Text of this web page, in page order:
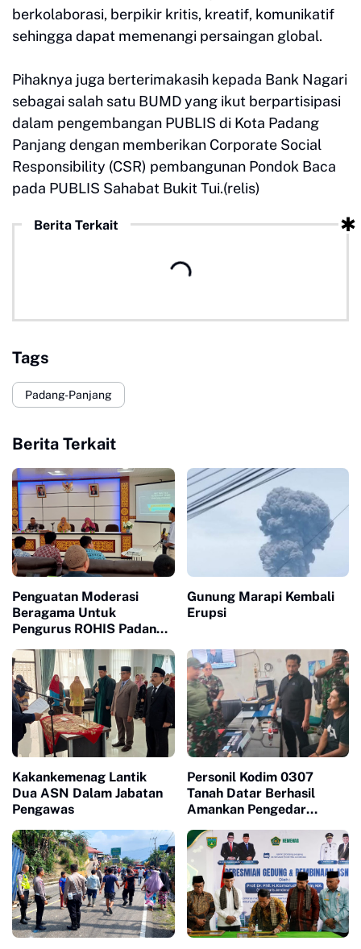
berkolaborasi, berpikir kritis, kreatif, komunikatif
sehingga dapat memenangi persaingan global.
Pihaknya juga berterimakasih kepada Bank Nagari
sebagai salah satu BUMD yang ikut berpartisipasi
dalam pengembangan PUBLIS di Kota Padang
Panjang dengan memberikan Corporate Social
Responsibility (CSR) pembangunan Pondok Baca
pada PUBLIS Sahabat Bukit Tui.(relis)
Berita Terkait
Tags
Padang-Panjang
Berita Terkait
Penguatan Moderasi
Beragama Untuk
Pengurus ROHIS Padang
Gunung Marapi Kembali
Erupsi
Kakankemenag Lantik
Dua ASN Dalam Jabatan
Pengawas
Personil Kodim 0307
Tanah Datar Berhasil
Amankan Pengedar
Panjang